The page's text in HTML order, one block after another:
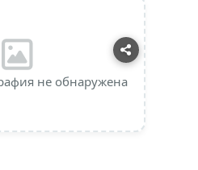
не обнаружена